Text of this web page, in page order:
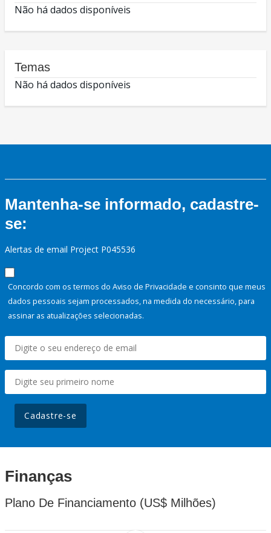
Não há dados disponíveis
Temas
Não há dados disponíveis
Mantenha-se informado, cadastre-
se:
Alertas de email Project P045536
Concordo com os termos do Aviso de Privacidade e consinto que meus
dados pessoais sejam processados, na medida do necessário, para
assinar as atualizações selecionadas.
Cadastre-se
Finanças
Plano De Financiamento (US$ Milhões)